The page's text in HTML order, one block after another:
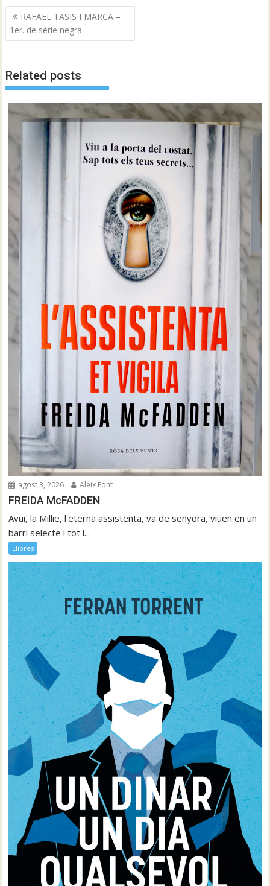
Navegació
d'entrades
RAFAEL TASIS I MARCA –
1er. de sèrie negra
Related posts
agost 3, 2026 Aleix Font
FREIDA McFADDEN
Avui, la Millie, l'eterna assistenta, va de senyora, viuen en un
barri selecte i tot i...
Llibres